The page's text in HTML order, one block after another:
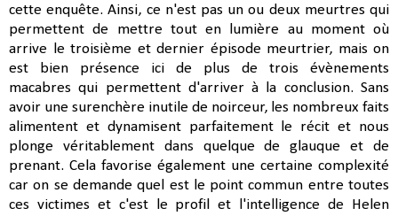
cette enquête. Ainsi, ce n'est pas un ou deux meurtres qui
permettent de mettre tout en lumière au moment où
arrive le troisième et dernier épisode meurtrier, mais on
est bien présence ici de plus de trois évènements
macabres qui permettent d'arriver à la conclusion. Sans
avoir une surenchère inutile de noirceur, les nombreux faits
alimentent et dynamisent parfaitement le récit et nous
plonge véritablement dans quelque de glauque et de
prenant. Cela favorise également une certaine complexité
car on se demande quel est le point commun entre toutes
ces victimes et c'est le profil et l'intelligence de Helen